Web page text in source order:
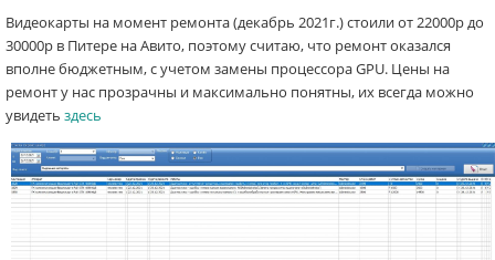
Видеокарты на момент ремонта (декабрь 2021г.) стоили от 22000р до
30000р в Питере на Авито, поэтому считаю, что ремонт оказался
вполне бюджетным, с учетом замены процессора GPU. Цены на
ремонт у нас прозрачны и максимально понятны, их всегда можно
увидеть здесь